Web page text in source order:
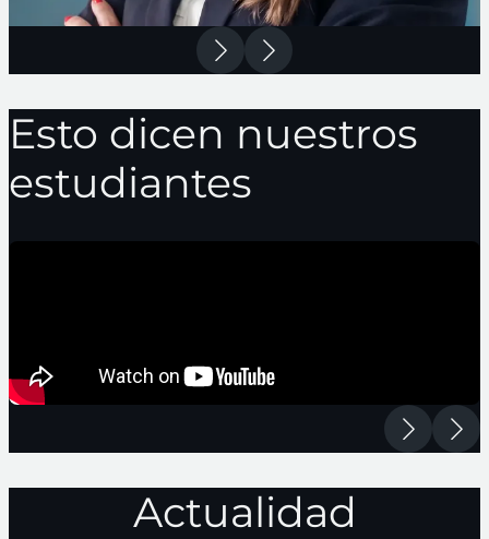
Esto dicen nuestros
estudiantes
Actualidad